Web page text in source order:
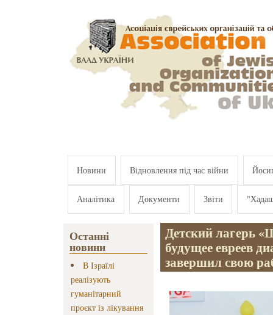
Новини Відновлення під час війни
Аналітика Документи Звіти
Останні
новини
В Ізраїлі
реалізують
гуманітарний
проєкт із лікування
Детский лагерь
будущее евреев
завершил свою